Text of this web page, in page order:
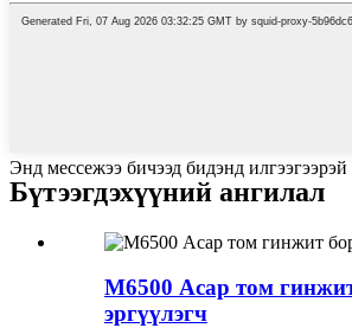
Энд мессежээ бичээд бидэнд илгээгээрэй
Бүтээгдэхүүний ангилал
M6500 Асар том
эргүүлэгч